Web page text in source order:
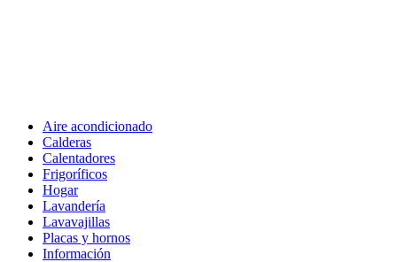
Aire acondicionado
Calderas
Calentadores
Frigoríficos
Hogar
Lavandería
Lavavajillas
Placas y hornos
Información